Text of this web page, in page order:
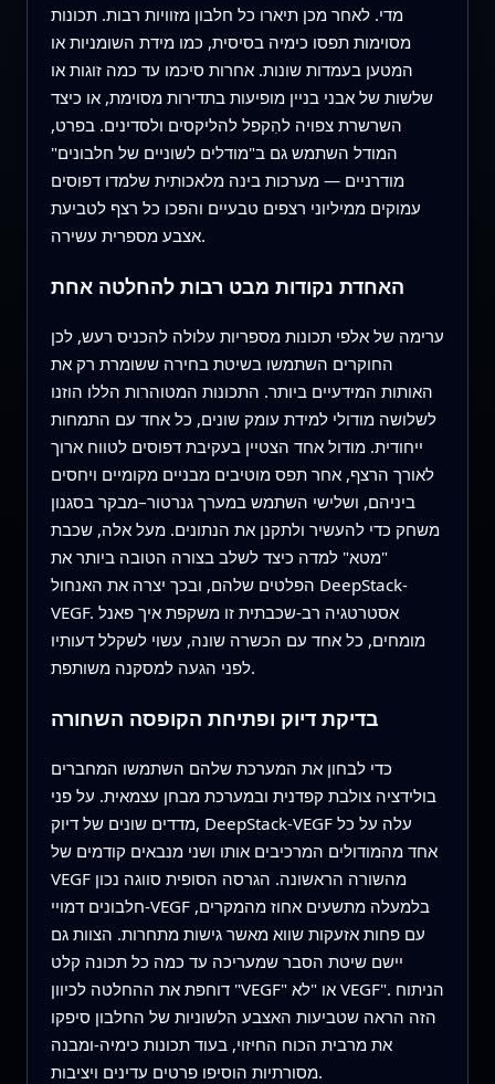
מדי. לאחר מכן תיארו כל חלבון מזוויות רבות. תכונות
מסוימות תפסו כימיה בסיסית, כמו מידת השומניות או
המטען בעמדות שונות. אחרות סיכמו עד כמה זוגות או
שלשות של אבני בניין מופיעות בתדירות מסוימת, או כיצד
השרשרת צפויה להִקפל להליקסים ולסדינים. בפרט,
המודל השתמש גם ב"מודלים לשוניים של חלבונים"
מודרניים — מערכות בינה מלאכותית שלמדו דפוסים
עמוקים ממיליוני רצפים טבעיים והפכו כל רצף לטביעת
אצבע מספרית עשירה.
האחדת נקודות מבט רבות להחלטה אחת
ערימה של אלפי תכונות מספריות עלולה להכניס רעש, לכן
החוקרים השתמשו בשיטת בחירה ששומרת רק את
האותות המידעיים ביותר. התכונות המטוהרות הללו הוזנו
לשלושה מודולי למידת עומק שונים, כל אחד עם התמחות
ייחודית. מודול אחד הצטיין בעקיבת דפוסים לטווח ארוך
לאורך הרצף, אחר תפס מוטיבים מבניים מקומיים ויחסים
ביניהם, ושלישי השתמש במערך גנרטור–מבקר בסגנון
משחק כדי להעשיר ולתקנן את הנתונים. מעל אלה, שכבת
"מטא" למדה כיצד לשלב בצורה הטובה ביותר את
הפלטים שלהם, ובכך יצרה את האנחול DeepStack-
VEGF. אסטרטגיה רב-שכבתית זו משקפת איך פאנל
מומחים, כל אחד עם הכשרה שונה, עשוי לשקלל דעותיו
לפני הגעה למסקנה משותפת.
בדיקת דיוק ופתיחת הקופסה השחורה
כדי לבחון את המערכת שלהם השתמשו המחברים
בולידציה צולבת קפדנית ובמערכת מבחן עצמאית. על פני
מדדים שונים של דיוק, DeepStack-VEGF עלה על כל
אחד מהמודולים המרכיבים אותו ושני מנבאים קודמים של
VEGF מהשורה הראשונה. הגרסה הסופית סווגה נכון
חלבונים דמויי-VEGF בלמעלה מתשעים אחוז מהמקרים,
עם פחות אזעקות שווא מאשר גישות מתחרות. הצוות גם
יישם שיטת הסבר שמעריכה עד כמה כל תכונה קלט
דוחפת את ההחלטה לכיוון "VEGF" או "לא VEGF". הניתוח
הזה הראה שטביעות האצבע הלשוניות של החלבון סיפקו
את מרבית הכוח החיזוי, בעוד תכונות כימיה-ומבנה
מסורתיות הוסיפו פרטים עדינים ויציבות.